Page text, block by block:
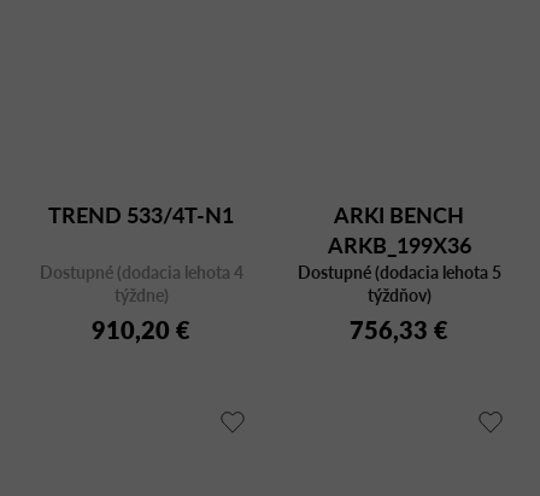
TREND 533/4T-N1
Dostupné (dodacia lehota 4
týždne)
910,20 €
ARKI BENCH
ARKB_199X36
Dostupné (dodacia lehota 5
týždňov)
756,33 €